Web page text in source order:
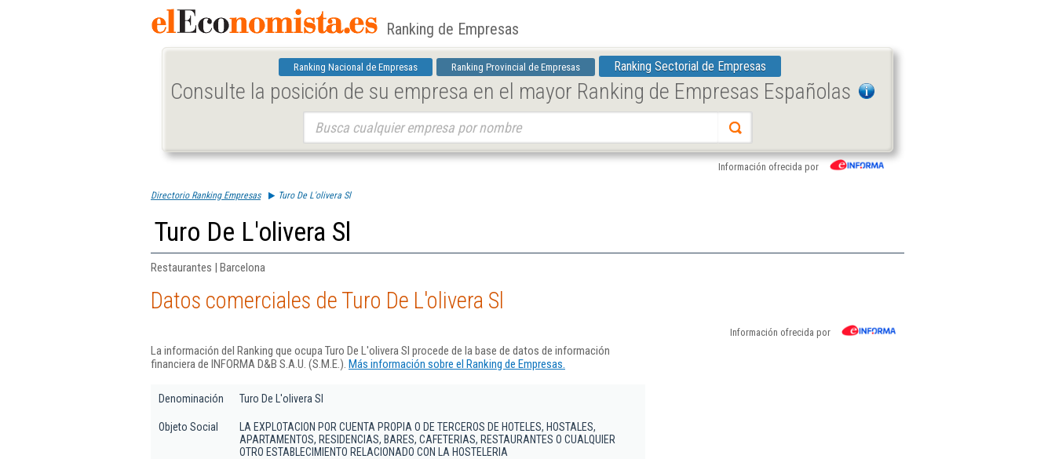
Ranking de Empresas
Ranking Nacional de Empresas Ranking Provincial de Empresas Ranking Sectorial de Empresas
Consulte la posición de su empresa en el mayor Ranking de Empresas Españolas
Información ofrecida por
Directorio Ranking Empresas Turo De L'olivera Sl
Turo De L'olivera Sl
Restaurantes | Barcelona
Datos comerciales de Turo De L'olivera Sl
Información ofrecida por
La información del Ranking que ocupa Turo De L'olivera Sl procede de la base de datos de información
financiera de INFORMA D&B S.A.U. (S.M.E.). Más información sobre el Ranking de Empresas.
Denominación Turo De L'olivera Sl
Objeto Social
LA EXPLOTACION POR CUENTA PROPIA O DE TERCEROS DE HOTELES, HOSTALES,
APARTAMENTOS, RESIDENCIAS, BARES, CAFETERIAS, RESTAURANTES O CUALQUIER
OTRO ESTABLECIMIENTO RELACIONADO CON LA HOSTELERIA